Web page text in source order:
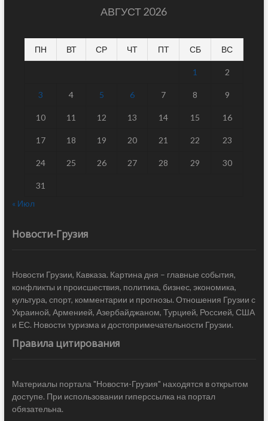
АВГУСТ 2026
ПН ВТ СР ЧТ ПТ СБ ВС
1 2
3 4 5 6 7 8 9
10 11 12 13 14 15 16
17 18 19 20 21 22 23
24 25 26 27 28 29 30
31
« Июл
Новости-Грузия
Новости Грузии, Кавказа. Картина дня – главные события,
конфликты и происшествия, политика, бизнес, экономика,
культура, спорт, комментарии и прогнозы. Отношения Грузии с
Украиной, Арменией, Азербайджаном, Турцией, Россией, США
и ЕС. Новости туризма и достопримечательности Грузии.
Правила цитирования
Материалы портала "Новости-Грузия" находятся в открытом
доступе. При использовании гиперссылка на портал
обязательна.